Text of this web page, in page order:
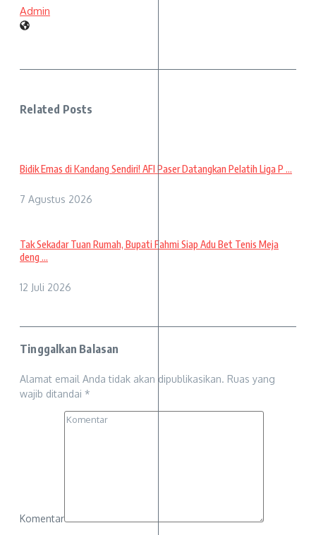
Admin
Related Posts
Bidik Emas di Kandang Sendiri! AFI Paser Datangkan Pelatih Liga P ...
7 Agustus 2026
Tak Sekadar Tuan Rumah, Bupati Fahmi Siap Adu Bet Tenis Meja
deng ...
12 Juli 2026
Tinggalkan Balasan
Alamat email Anda tidak akan dipublikasikan. Ruas yang
wajib ditandai *
Komentar